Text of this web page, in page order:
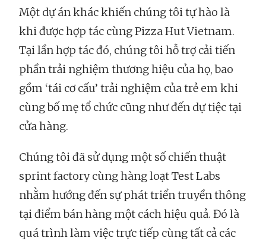
Một dự án khác khiến chúng tôi tự hào là
khi được hợp tác cùng Pizza Hut Vietnam.
Tại lần hợp tác đó, chúng tôi hỗ trợ cải tiến
phần trải nghiệm thương hiệu của họ, bao
gồm ‘tái cơ cấu’ trải nghiệm của trẻ em khi
cùng bố mẹ tổ chức cũng như đến dự tiệc tại
cửa hàng.
Chúng tôi đã sử dụng một số chiến thuật
sprint factory cùng hàng loạt Test Labs
nhằm hướng đến sự phát triển truyền thông
tại điểm bán hàng một cách hiệu quả. Đó là
quá trình làm việc trực tiếp cùng tất cả các